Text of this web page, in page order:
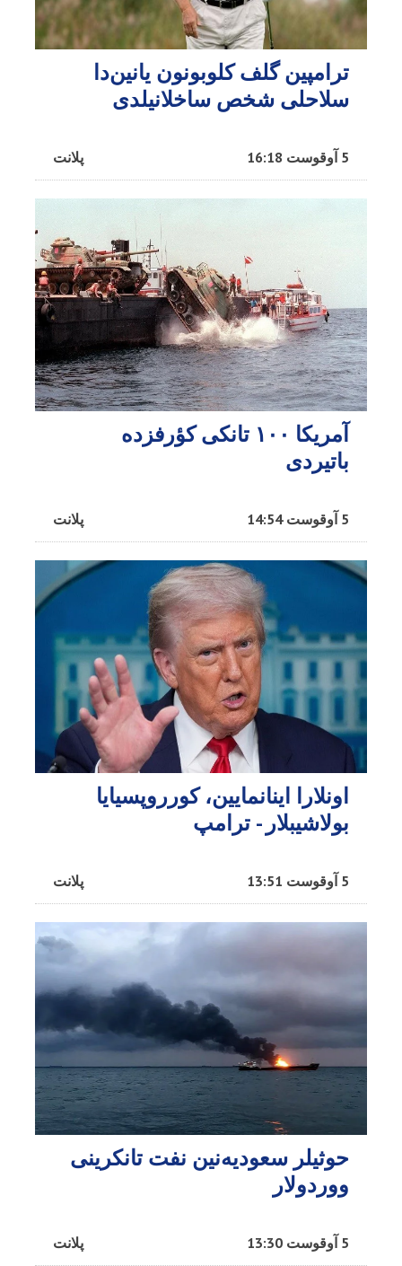
ترامپین گلف کلوبونون یانین‌دا
سلاحلی شخص ساخلانیلدی
پلانت 5 آوقوست 16:18
آمریکا ۱۰۰ تانکی کؤرفزده
باتیردی
پلانت 5 آوقوست 14:54
اونلارا اینانمایین، کورروپسیایا
بولاشیبلار - ترامپ
پلانت 5 آوقوست 13:51
حوثیلر سعودیه‌نین نفت تانکرینی
ووردولار
پلانت 5 آوقوست 13:30